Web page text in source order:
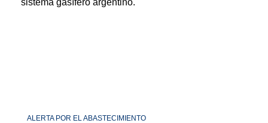
ALERTA POR EL ABASTECIMIENTO